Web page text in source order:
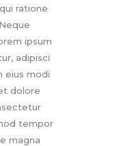
ratione
ipsum
adipisci
eius modi
dolore
tempor
magna